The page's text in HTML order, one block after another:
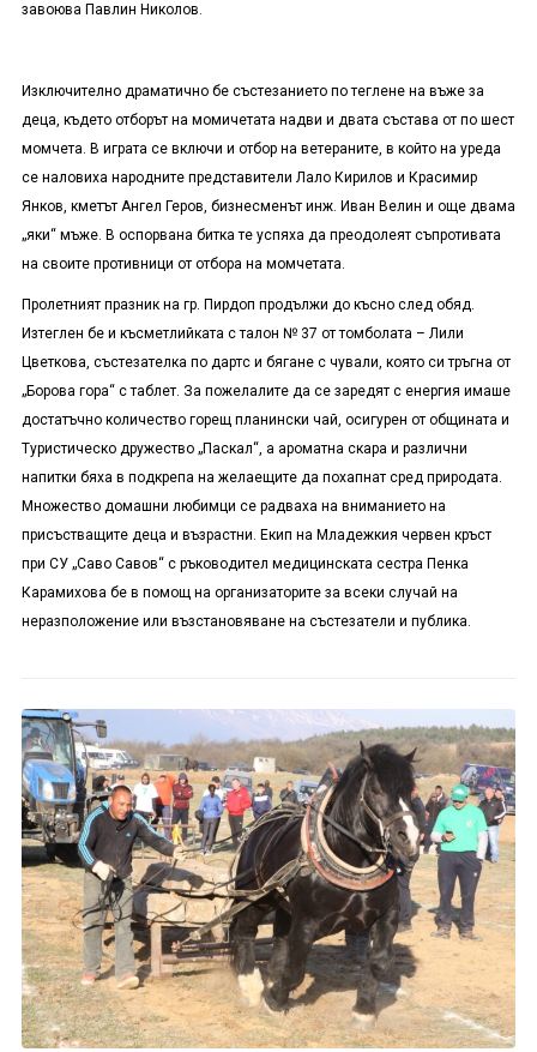
завоюва Павлин Николов.
Изключително драматично бе състезанието по теглене на въже за
деца, където отборът на момичетата надви и двата състава от по шест
момчета. В играта се включи и отбор на ветераните, в който на уреда
се наловиха народните представители Лало Кирилов и Красимир
Янков, кметът Ангел Геров, бизнесменът инж. Иван Велин и още двама
„яки“ мъже. В оспорвана битка те успяха да преодолеят съпротивата
на своите противници от отбора на момчетата.
Пролетният празник на гр. Пирдоп продължи до късно след обяд.
Изтеглен бе и късметлийката с талон № 37 от томболата – Лили
Цветкова, състезателка по дартс и бягане с чували, която си тръгна от
„Борова гора“ с таблет. За пожелалите да се заредят с енергия имаше
достатъчно количество горещ планински чай, осигурен от общината и
Туристическо дружество „Паскал“, а ароматна скара и различни
напитки бяха в подкрепа на желаещите да похапнат сред природата.
Множество домашни любимци се радваха на вниманието на
присъстващите деца и възрастни. Екип на Младежкия червен кръст
при СУ „Саво Савов“ с ръководител медицинската сестра Пенка
Карамихова бе в помощ на организаторите за всеки случай на
неразположение или възстановяване на състезатели и публика.